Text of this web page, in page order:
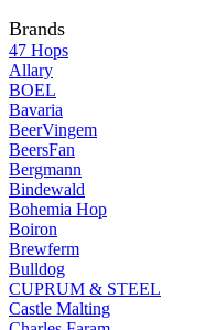
Brands
47 Hops
Allary
BOEL
Bavaria
BeerVingem
BeersFan
Bergmann
Bindewald
Bohemia Hop
Boiron
Brewferm
Bulldog
CUPRUM & STEEL
Castle Malting